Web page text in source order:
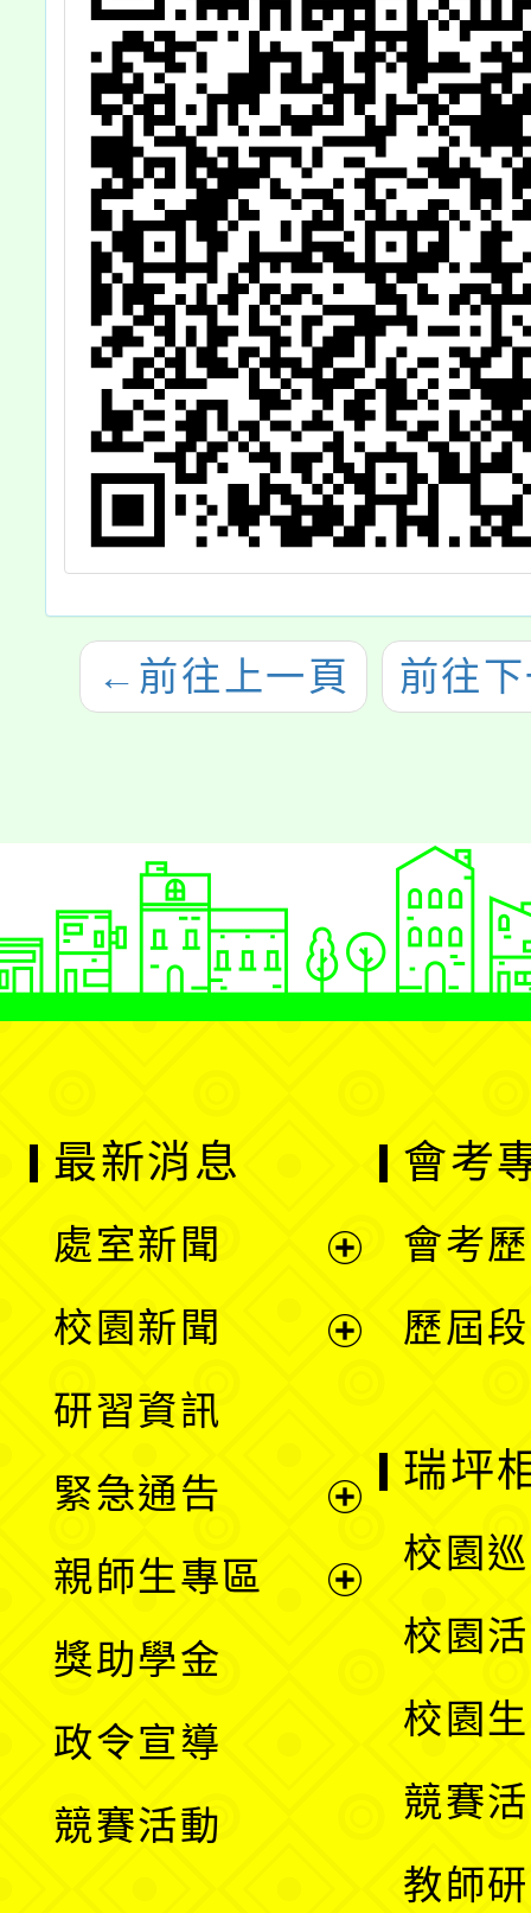
高達新臺幣75萬
元
← 前往上一頁 前往
最新消息
處室新聞
單
校園新聞
選
單
研習資訊
緊急通告
親師生專區
獎助學金
政令宣導
競賽活動
會考
會考
歷屆
瑞坪
校園
校園
校園
競賽
教師